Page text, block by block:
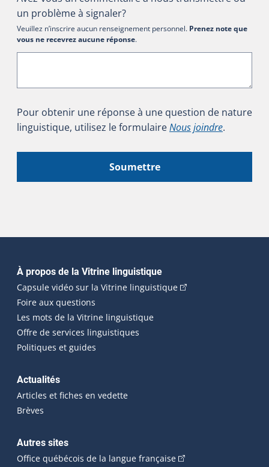
un problème à signaler?
Veuillez n’inscrire aucun renseignement personnel. Prenez note que
vous ne recevrez aucune réponse.
Pour obtenir une réponse à une question de nature
linguistique, utilisez le formulaireNous joindre.
Soumettre
Navigation principale
À propos de la Vitrine linguistique
Capsule vidéo sur la Vitrine linguistique(Cet hyperlien
Foire aux questions
Les mots de la Vitrine linguistique
Offre de services linguistiques
Politiques et guides
Actualités
Articles et fiches en vedette
Brèves
Autres sites
Office québécois de la langue française(Cet hyperlien